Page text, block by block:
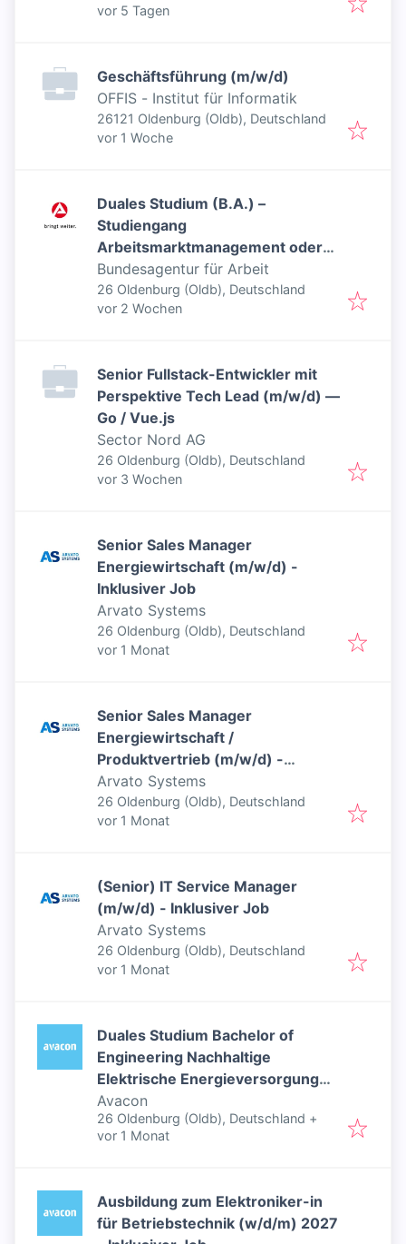
Veröffentlicht
vor 5 Tagen
Geschäftsführung (m/w/d)
OFFIS - Institut für Informatik
26121 Oldenburg (Oldb), Deutschland
Veröffentlicht
vor 1 Woche
Duales Studium (B.A.) –
Studiengang
Arbeitsmarktmanagement oder
Beratung für Bildung, Beruf und
Beschäftigung in der Agentur für
Arbeit Oldenburg-Wilhelmshaven
Bundesagentur für Arbeit
26 Oldenburg (Oldb), Deutschland
Veröffentlicht:
vor 2 Wochen
Senior Fullstack-Entwickler mit
Perspektive Tech Lead (m/w/d) —
Go / Vue.js
Sector Nord AG
26 Oldenburg (Oldb), Deutschland
Veröffentlicht:
vor 3 Wochen
Senior Sales Manager
Energiewirtschaft (m/w/d) -
Inklusiver Job
Arvato Systems
26 Oldenburg (Oldb), Deutschland
Veröffentlicht
vor 1 Monat
Senior Sales Manager
Energiewirtschaft /
Produktvertrieb (m/w/d) -
Inklusiver Job
Arvato Systems
26 Oldenburg (Oldb), Deutschland
Veröffentlicht
vor 1 Monat
(Senior) IT Service Manager
(m/w/d) - Inklusiver Job
Arvato Systems
26 Oldenburg (Oldb), Deutschland
Veröffentlicht
vor 1 Monat
Duales Studium Bachelor of
Engineering Nachhaltige
Elektrische Energieversorgung
Avacon
26 Oldenburg (Oldb), Deutschland +
Veröffentlicht
vor 1 Monat
Ausbildung zum Elektroniker-in
für Betriebstechnik (w/d/m) 2027